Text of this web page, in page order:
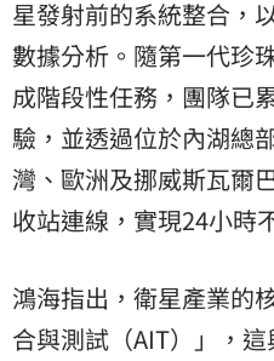
星發射前的系統整合，
數據分析。隨第一代珍
成階段性任務，團隊已
驗，並透過位於內湖總
灣 、歐洲及挪威斯瓦爾
收站連線，實現24小時
鴻海指出，衛星產業的
合與測試（AIT）」，